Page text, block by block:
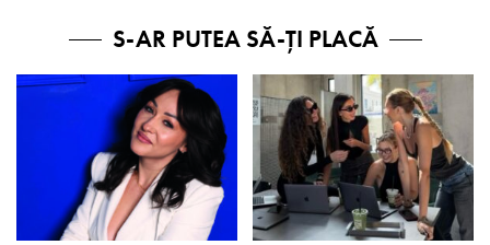
S-AR PUTEA SĂ-ȚI PLACĂ